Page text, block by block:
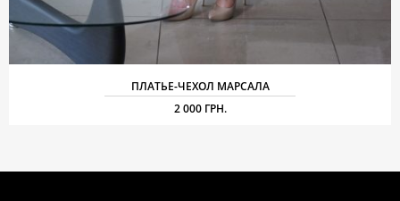
ПЛАТЬЕ-ЧЕХОЛ МАРСАЛА
2 000 ГРН.